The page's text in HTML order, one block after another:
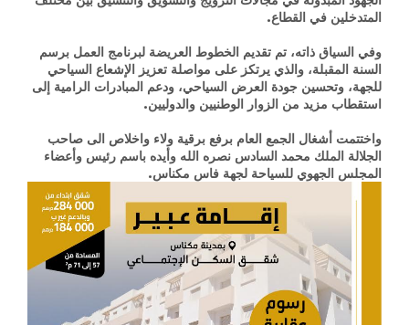
المتدخلين في القطاع.
وفي السياق ذاته، تم تقديم الخطوط العريضة لبرنامج العمل برسم
السنة المقبلة، والذي يرتكز على مواصلة تعزيز الإشعاع السياحي
للجهة، وتحسين جودة العرض السياحي، ودعم المبادرات الرامية إلى
استقطاب مزيد من الزوار الوطنيين والدوليين.
واختتمت أشغال الجمع العام برفع برقية ولاء واخلاص الى صاحب
الجلالة الملك محمد السادس نصره الله وأيده باسم رئيس وأعضاء
المجلس الجهوي للسياحة لجهة فاس مكناس.